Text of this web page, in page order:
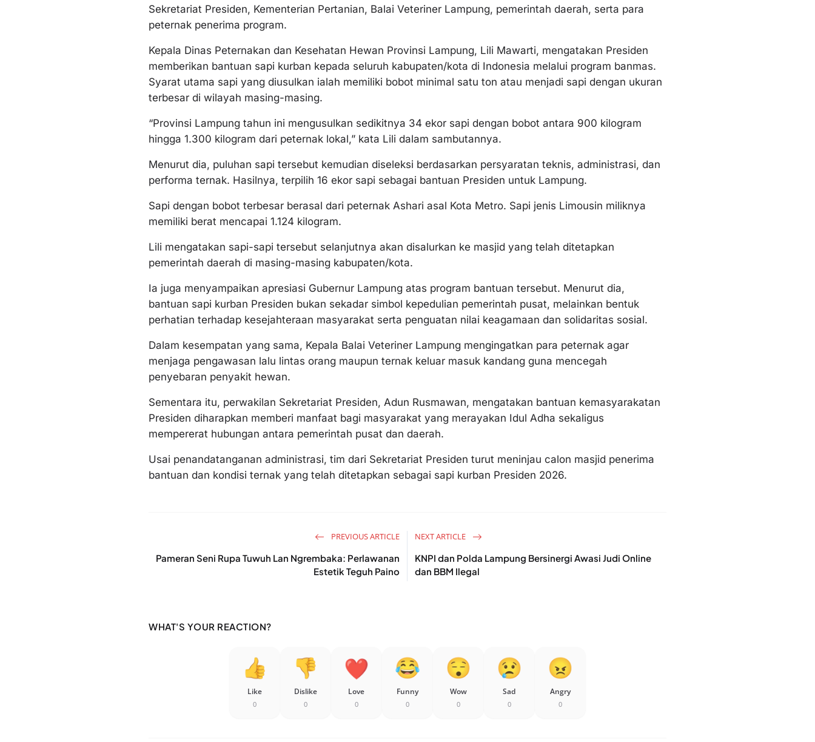
Sekretariat Presiden, Kementerian Pertanian, Balai Veteriner Lampung, pemerintah daerah, serta para
peternak penerima program.
Kepala Dinas Peternakan dan Kesehatan Hewan Provinsi Lampung, Lili Mawarti, mengatakan Presiden
memberikan bantuan sapi kurban kepada seluruh kabupaten/kota di Indonesia melalui program banmas.
Syarat utama sapi yang diusulkan ialah memiliki bobot minimal satu ton atau menjadi sapi dengan ukuran
terbesar di wilayah masing-masing.
“Provinsi Lampung tahun ini mengusulkan sedikitnya 34 ekor sapi dengan bobot antara 900 kilogram
hingga 1.300 kilogram dari peternak lokal,” kata Lili dalam sambutannya.
Menurut dia, puluhan sapi tersebut kemudian diseleksi berdasarkan persyaratan teknis, administrasi, dan
performa ternak. Hasilnya, terpilih 16 ekor sapi sebagai bantuan Presiden untuk Lampung.
Sapi dengan bobot terbesar berasal dari peternak Ashari asal Kota Metro. Sapi jenis Limousin miliknya
memiliki berat mencapai 1.124 kilogram.
Lili mengatakan sapi-sapi tersebut selanjutnya akan disalurkan ke masjid yang telah ditetapkan
pemerintah daerah di masing-masing kabupaten/kota.
Ia juga menyampaikan apresiasi Gubernur Lampung atas program bantuan tersebut. Menurut dia,
bantuan sapi kurban Presiden bukan sekadar simbol kepedulian pemerintah pusat, melainkan bentuk
perhatian terhadap kesejahteraan masyarakat serta penguatan nilai keagamaan dan solidaritas sosial.
Dalam kesempatan yang sama, Kepala Balai Veteriner Lampung mengingatkan para peternak agar
menjaga pengawasan lalu lintas orang maupun ternak keluar masuk kandang guna mencegah
penyebaran penyakit hewan.
Sementara itu, perwakilan Sekretariat Presiden, Adun Rusmawan, mengatakan bantuan kemasyarakatan
Presiden diharapkan memberi manfaat bagi masyarakat yang merayakan Idul Adha sekaligus
mempererat hubungan antara pemerintah pusat dan daerah.
Usai penandatanganan administrasi, tim dari Sekretariat Presiden turut meninjau calon masjid penerima
bantuan dan kondisi ternak yang telah ditetapkan sebagai sapi kurban Presiden 2026.
PREVIOUS ARTICLE
Pameran Seni Rupa Tuwuh Lan Ngrembaka: Perlawanan
Estetik Teguh Paino
NEXT ARTICLE
KNPI dan Polda Lampung Bersinergi Awasi Judi Online
dan BBM Ilegal
WHAT'S YOUR REACTION?
Like
0
Dislike
0
Love
0
Funny
0
Wow
0
Sad
0
Angry
0